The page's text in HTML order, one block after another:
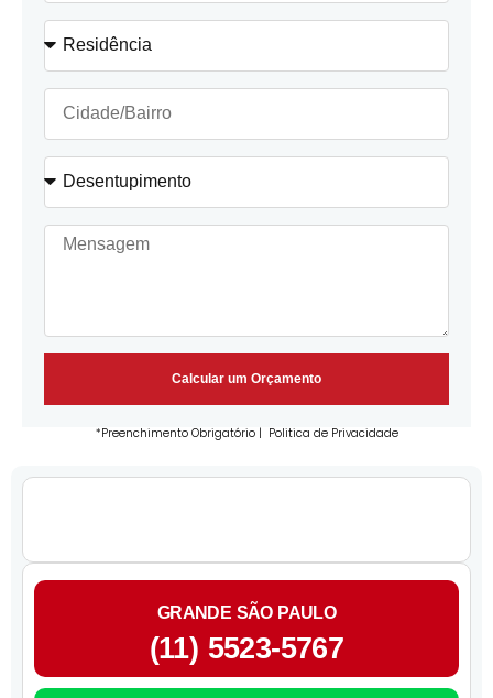
Calcular um Orçamento
*Preenchimento Obrigatório | Politica de Privacidade
GRANDE SÃO PAULO
(11) 5523-5767